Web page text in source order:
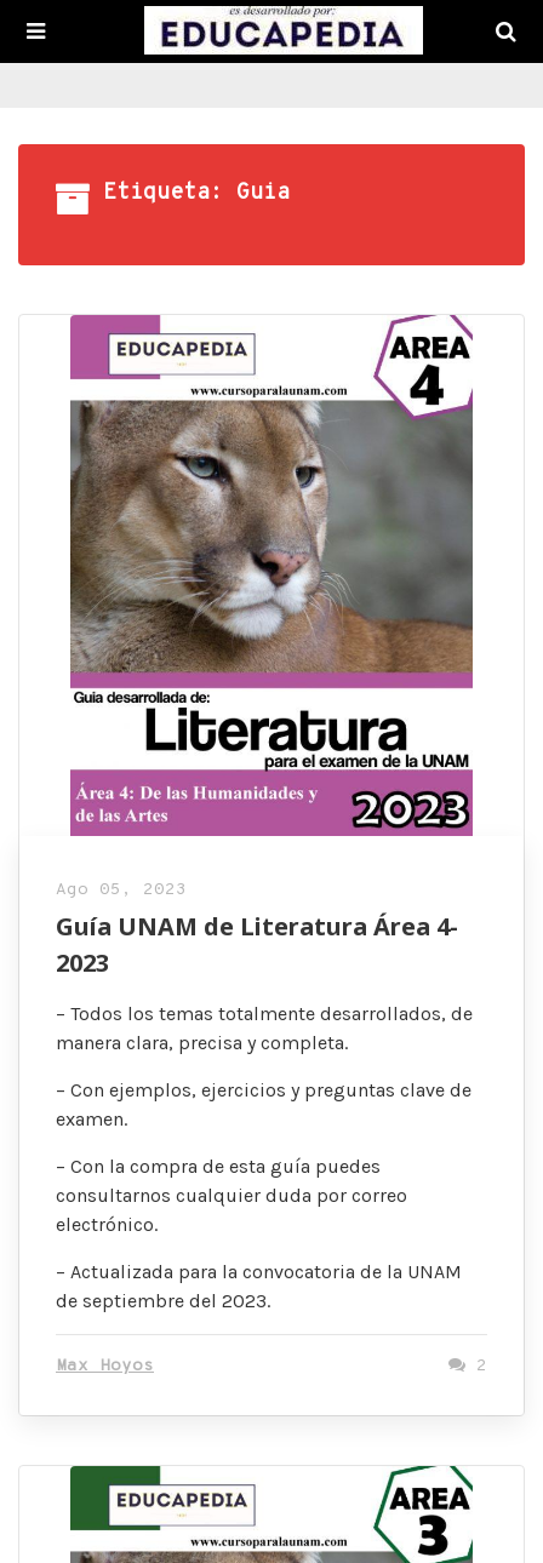
Etiqueta: Guia
Ago 05, 2023
Guía UNAM de Literatura Área 4-
2023
– Todos los temas totalmente desarrollados, de
manera clara, precisa y completa.
– Con ejemplos, ejercicios y preguntas clave de
examen.
– Con la compra de esta guía puedes
consultarnos cualquier duda por correo
electrónico.
– Actualizada para la convocatoria de la UNAM
de septiembre del 2023.
Max Hoyos 2